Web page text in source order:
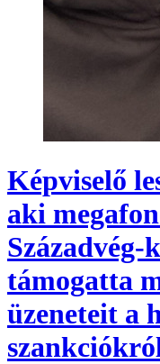
Képviselő
aki
támogatta
üzeneteit a